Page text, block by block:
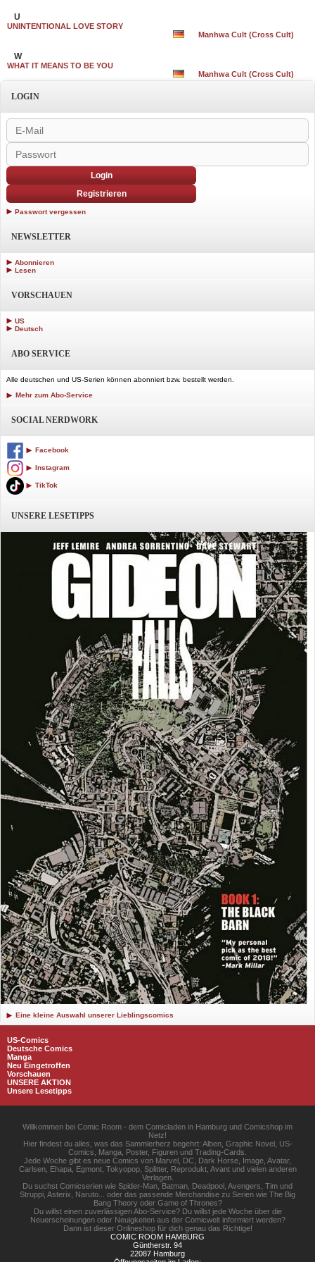
U
UNINTENTIONAL LOVE STORY
Manhwa Cult (Cross Cult)
W
WHAT IT MEANS TO BE YOU
Manhwa Cult (Cross Cult)
LOGIN
Login
Registrieren
Passwort vergessen
NEWSLETTER
Abonnieren
Lesen
VORSCHAUEN
US
Deutsch
ABO SERVICE
Alle deutschen und US-Serien können abonniert bzw. bestellt werden.
Mehr zum Abo-Service
SOCIAL NERDWORK
Facebook
Instagram
TikTok
UNSERE LESETIPPS
Eine kleine Auswahl unserer Lieblingscomics
US-Comics
Deutsche Comics
Manga
Neu Eingetroffen
Vorschauen
UNSERE AKTION
Unsere Lesetipps
Willkommen bei Comic Room - dem Comicladen in Hamburg und Comicshop im
Netz!
Hier findest du alles, was das Sammlerherz begehrt: Alben, Graphic Novel, US-
Comics, Manga, Poster, Figuren und Trading-Cards.
Jede Woche gibt es neue Comics von Marvel, DC, Dark Horse, Image, Avatar,
Carlsen, Ehapa, Egmont, Tokyopop, Splitter, Reprodukt, Avant und vielen anderen
Verlagen.
Du suchst Comicserien wie Spider-Man, Batman, Deadpool, Avengers, Tim und
Struppi, Asterix, Naruto... oder das passende Merchandise zu Serien wie The Big
Bang Theory oder Game of Thrones?
Du willst einen zuverlässigen Abo-Service? Du willst jede Woche über die
Neuerscheinungen oder Neuigkeiten aus der Comicwelt informiert werden?
Dann ist dieser Onlineshop für dich genau das Richtige!
COMIC ROOM HAMBURG
Güntherstr. 94
22087 Hamburg